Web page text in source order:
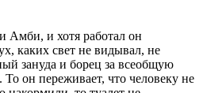
и хотя работал он
каких свет не видывал, не
зануда и борец за всеобщую
То он переживает, что человеку не